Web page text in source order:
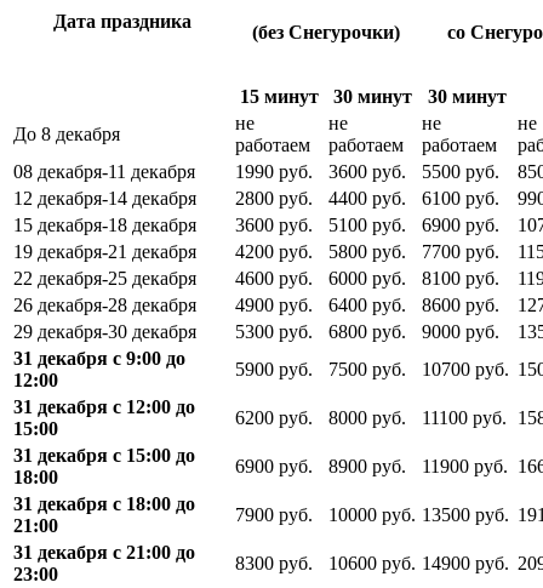
Дата праздника
(без Снегурочки) со
15 минут 30 минут 30 минут
До 8 декабря
не
работаем
не
работаем
не
работаем
не
08 декабря-11 декабря
1990 руб. 3600 руб. 5500 руб.
12 декабря-14 декабря
2800 руб. 4400 руб. 6100 руб.
15 декабря-18 декабря
3600 руб. 5100 руб. 6900 руб.
19 декабря-21 декабря
4200 руб. 5800 руб. 7700 руб.
22 декабря-25 декабря
4600 руб. 6000 руб. 8100 руб.
26 декабря-28 декабря
4900 руб. 6400 руб. 8600 руб.
29 декабря-30 декабря
5300 руб. 6800 руб. 9000 руб.
31 декабря с 9:00 до
12:00
5900 руб. 7500 руб. 10700 руб.
31 декабря с 12:00 до
15:00
6200 руб. 8000 руб. 11100 руб.
31 декабря с 15:00 до
18:00
6900 руб. 8900 руб. 11900 руб.
31 декабря с 18:00 до
21:00
7900 руб. 10000 руб. 13500 руб.
31 декабря с 21:00 до
23:00
8300 руб. 10600 руб. 14900 руб.